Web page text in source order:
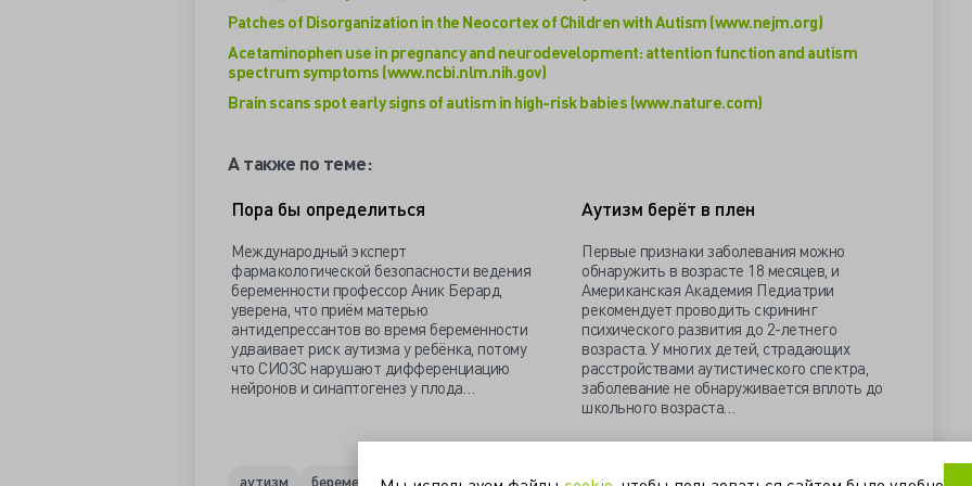
Patches of Disorganization in the Neocortex of Children with Autism (www.nejm.org)
Acetaminophen use in pregnancy and neurodevelopment: attention function and autism
spectrum symptoms (www.ncbi.nlm.nih.gov)
Brain scans spot early signs of autism in high-risk babies (www.nature.com)
А также по теме:
Пора бы определиться
Международный эксперт
фармакологической безопасности ведения
беременности профессор Аник Берард
уверена, что приём матерью
антидепрессантов во время беременности
удваивает риск аутизма у ребёнка, потому
что СИОЗС нарушают дифференциацию
нейронов и синаптогенез у плода…
Аутизм берёт в плен
Первые признаки заболевания можно
обнаружить в возрасте 18 месяцев, и
Американская Академия Педиатрии
рекомендует проводить скрининг
психического развития до 2-летнего
возраста. У многих детей, страдающих
расстройствами аутистического спектра,
заболевание не обнаруживается вплоть до
школьного возраста…
аутизм беременность парацетамол педиатрия фолаты